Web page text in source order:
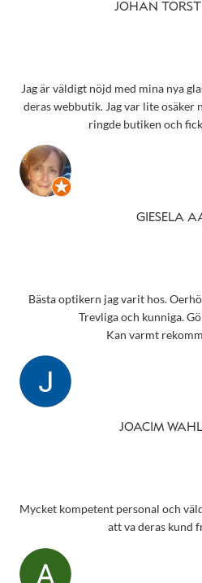
JOHAN
Jag är väldigt nöjd med mina nya
deras webbutik. Jag var lite osäker
ringde butiken och
GIESELA
Bästa optikern jag varit hos.
Trevliga och kunniga.
Kan varmt
JOACIM
Mycket kompetent personal och
att va deras kund